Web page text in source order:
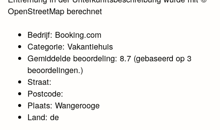
OpenStreetMap berechnet
Bedrijf: Booking.com
Categorie: Vakantiehuis
Gemiddelde beoordeling: 8.7 (gebaseerd op 3
beoordelingen.)
Straat:
Postcode:
Plaats: Wangerooge
Land: de